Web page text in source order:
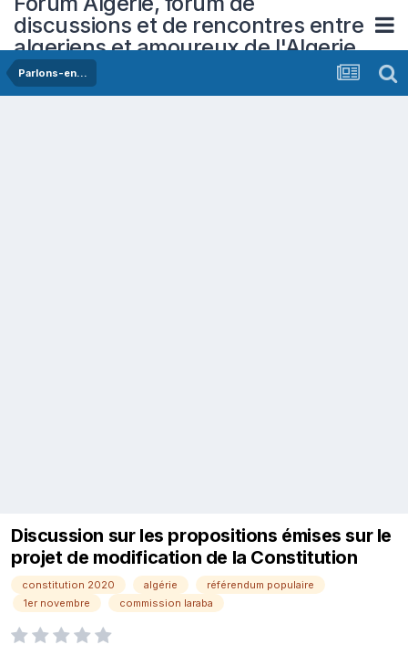
discussions et de rencontres entre
algeriens et amoureux de l'Algerie
Parlons-en...
Discussion sur les propositions émises sur le
projet de modification de la Constitution
constitution 2020 algérie
référendum populaire
1er novembre
commission laraba